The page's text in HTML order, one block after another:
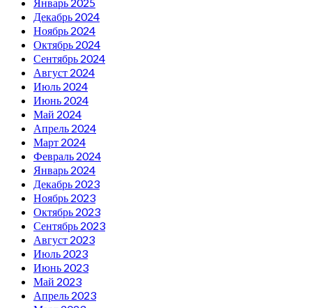
Декабрь 2024
Ноябрь 2024
Октябрь 2024
Сентябрь 2024
Август 2024
Июль 2024
Июнь 2024
Май 2024
Апрель 2024
Март 2024
Февраль 2024
Январь 2024
Декабрь 2023
Ноябрь 2023
Октябрь 2023
Сентябрь 2023
Август 2023
Июль 2023
Июнь 2023
Май 2023
Апрель 2023